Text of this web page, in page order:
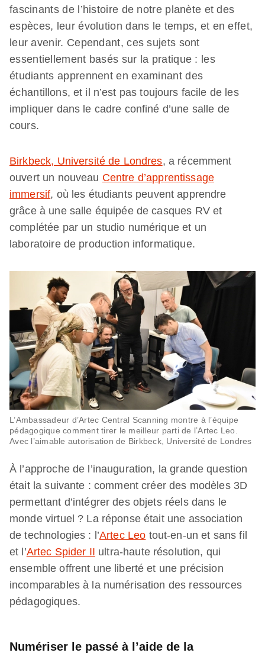
fascinants de l’histoire de notre planète et des
espèces, leur évolution dans le temps, et en effet,
leur avenir. Cependant, ces sujets sont
essentiellement basés sur la pratique : les
étudiants apprennent en examinant des
échantillons, et il n’est pas toujours facile de les
impliquer dans le cadre confiné d’une salle de
cours.
Birkbeck, Université de Londres, a récemment
ouvert un nouveau Centre d’apprentissage
immersif, où les étudiants peuvent apprendre
grâce à une salle équipée de casques RV et
complétée par un studio numérique et un
laboratoire de production informatique.
L’Ambassadeur d’Artec Central Scanning montre à l’équipe
pédagogique comment tirer le meilleur parti de l’Artec Leo.
Avec l’aimable autorisation de Birkbeck, Université de Londres
À l’approche de l’inauguration, la grande question
était la suivante : comment créer des modèles 3D
permettant d’intégrer des objets réels dans le
monde virtuel ? La réponse était une association
de technologies : l’Artec Leo tout-en-un et sans fil
et l’Artec Spider II ultra-haute résolution, qui
ensemble offrent une liberté et une précision
incomparables à la numérisation des ressources
pédagogiques.
Numériser le passé à l’aide de la